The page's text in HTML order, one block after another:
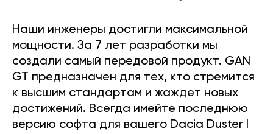
Наши инженеры достигли максимальной
мощности. За 7 лет разработки мы
создали самый передовой продукт. GAN
GT предназначен для тех, кто стремится
к высшим стандартам и жаждет новых
достижений. Всегда имейте последнюю
версию софта для вашего Dacia Duster I